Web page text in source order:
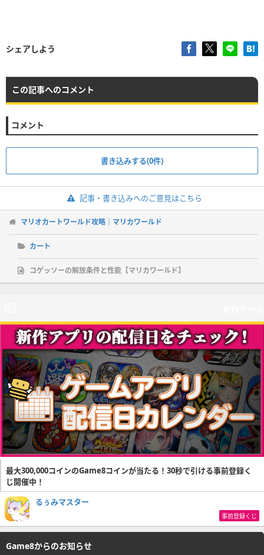
シェアしよう
この記事へのコメント
コメント
書き込みする(0件)
記事・書き込みへのご意見はこちら
マリオカートワールド攻略｜マリカワールド
カート
コゲッソーの解放条件と性能【マリカワールド】
最大300,000コインのGame8コインが当たる！30秒で引ける事前登録く
じ開催中！
るぅみマスター
事前登録くじ
Game8からのお知らせ